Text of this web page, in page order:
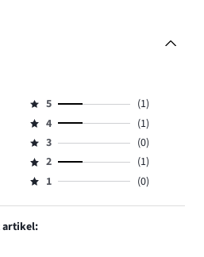
Beoordeling
5,
aantal
reviews
1.
5
(1)
Beoordeling
4,
aantal
reviews
4
(1)
Beoordeling
3,
aantal
3
(0)
Beoordeling
2,
1.
2
(1)
Beoordeling
1,
aantal
reviews
1 (0)
artikel: